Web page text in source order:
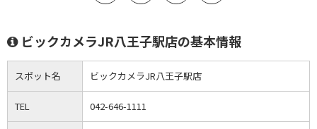
ビックカメラJR八王子駅店の基本情報
スポット名 ビックカメラJR八王子駅店
TEL 042-646-1111